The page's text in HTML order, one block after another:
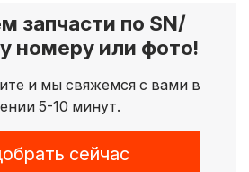
запчасти по SN/
номеру или фото!
и мы свяжемся с вами в
5-10 минут.
сейчас